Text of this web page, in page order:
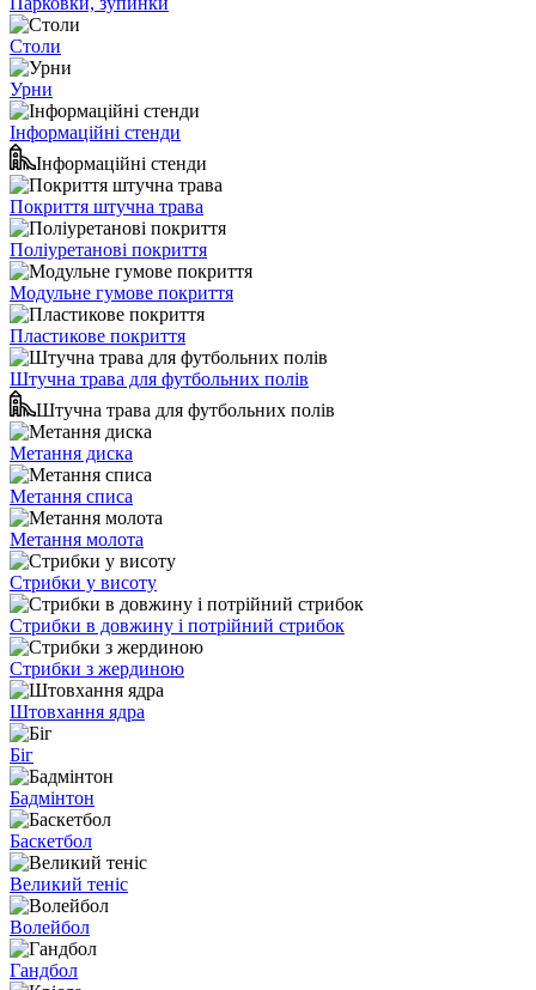
Столи
Урни
Інформаційні стенди
Інформаційні стенди
Покриття штучна трава
Поліуретанові покриття
Модульне гумове покриття
Пластикове покриття
Штучна трава для футбольних полів
Штучна трава для футбольних полів
Метання диска
Метання списа
Метання молота
Стрибки у висоту
Стрибки в довжину і потрійний стрибок
Стрибки з жердиною
Штовхання ядра
Біг
Бадмінтон
Баскетбол
Великий теніс
Волейбол
Гандбол